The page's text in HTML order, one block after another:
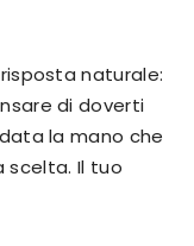
naturale:
di doverti
la mano che
scelta. Il tuo